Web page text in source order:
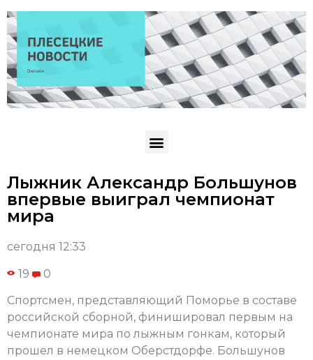
Лыжник Александр Большунов
впервые выиграл чемпионат
мира
сегодня 12:33
19 0
Спортсмен, представляющий Поморье в составе
российской сборной, финишировал первым на
чемпионате мира по лыжным гонкам, который
прошел в немецком Оберстдорфе. Большунов